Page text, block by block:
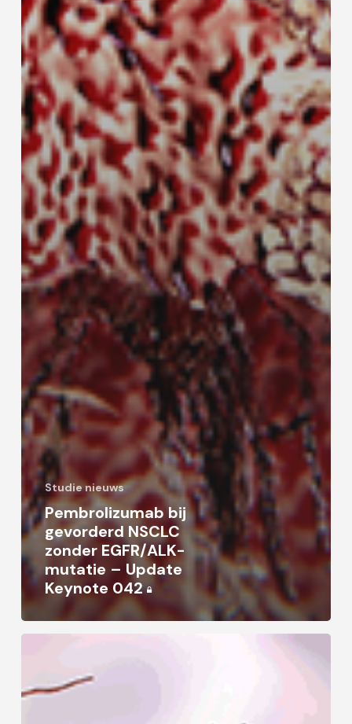
Studie nieuws
Pembrolizumab bij
gevorderd NSCLC
zonder EGFR/ALK-
mutatie – Update
Keynote 042
Sintilimab+bevacizumab-
NSCLC